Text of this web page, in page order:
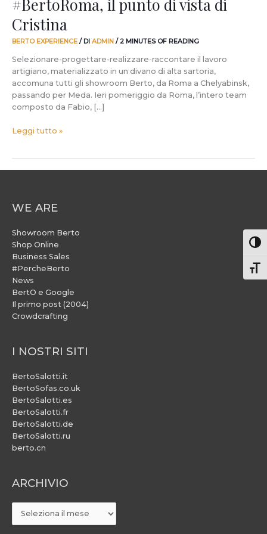
#BertoRoma, il punto di vista di
Cristina
BERTO EXPERIENCE / DI ADMIN /2 MINUTES OF READING
Selezionare-progettare-realizzare-raccontare il lavoro
artigiano, materializzato in un divano di alta sartoria,
accomuna tutti gli showroom Berto, da Roma a Chelyabinsk,
passando per Meda. Ieri pomeriggio da Roma, l’intero team
composto da Fabio, […]
Leggi tutto »
WE ARE
Showroom Berto
Shop Online
Business Sales
#PercheBerto
News
BertO e Google
Il primo post (2004)
Crowdcrafting
I NOSTRI SITI
BertoSalotti.it
BertoSofas.co.uk
BertoSalotti.es
BertoSalotti.fr
BertoSalotti.de
BertoSalotti.ru
berto.cn
ARCHIVIO
ARCHIVIO